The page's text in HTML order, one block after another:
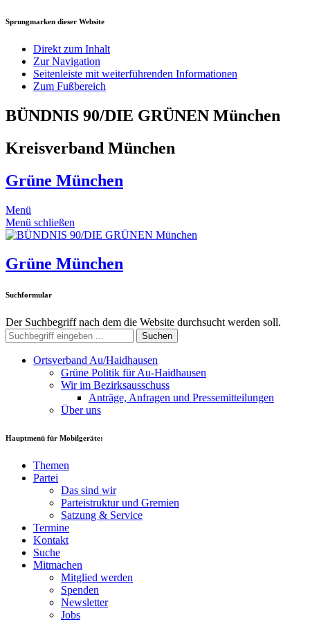
Sprungmarken dieser Website
Direkt zum Inhalt
Zur Navigation
Seitenleiste mit weiterführenden Informationen
Zum Fußbereich
BÜNDNIS 90/DIE GRÜNEN München
Kreisverband München
Grüne München
Menü
Menü schließen
Grüne München
Suchformular
Der Suchbegriff nach dem die Website durchsucht werden soll.
Suchen
Ortsverband Au/Haidhausen
Grüne Politik für Au-Haidhausen
Wir im Bezirksausschuss
Anträge, Anfragen und Pressemitteilungen
Über uns
Hauptmenü für Mobilgeräte:
Themen
Partei
Das sind wir
Parteistruktur und Gremien
Satzung & Service
Termine
Kontakt
Suche
Mitmachen
Mitglied werden
Spenden
Newsletter
Jobs